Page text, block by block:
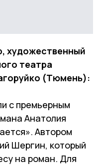
художественный
театра
(Тюмень):
с премьерным
Анатолия
Автором
Шергин, который
на роман. Для